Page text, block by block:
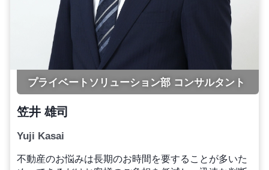
プライベートソリューション部 コンサルタント
笠井 雄司
Yuji Kasai
不動産のお悩みは長期のお時間を要することが多いた